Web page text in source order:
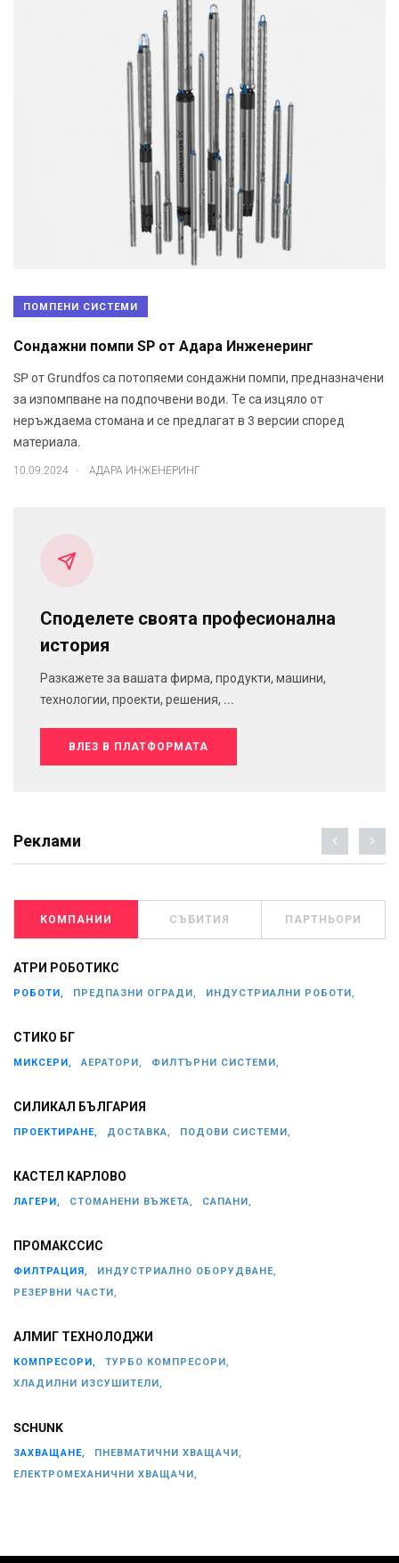
ПОМПЕНИ СИСТЕМИ
Сондажни помпи SP от Адара Инженеринг
SP от Grundfos са потопяеми сондажни помпи, предназначени
за изпомпване на подпочвени води. Те са изцяло от
неръждаема стомана и се предлагат в 3 версии според
материала.
10.09.2024 . АДАРА ИНЖЕНЕРИНГ
Споделете своята професионална
история
Разкажете за вашата фирма, продукти, машини,
технологии, проекти, решения, ...
ВЛЕЗ В ПЛАТФОРМАТА
Реклами
КОМПАНИИ СЪБИТИЯ ПАРТНЬОРИ
АТРИ РОБОТИКС
РОБОТИ, ПРЕДПАЗНИ ОГРАДИ, ИНДУСТРИАЛНИ РОБОТИ,
СТИКО БГ
МИКСЕРИ, АЕРАТОРИ, ФИЛТЪРНИ СИСТЕМИ,
СИЛИКАЛ БЪЛГАРИЯ
ПРОЕКТИРАНЕ, ДОСТАВКА, ПОДОВИ СИСТЕМИ,
КАСТЕЛ КАРЛОВО
ЛАГЕРИ, СТОМАНЕНИ ВЪЖЕТА, САПАНИ,
ПРОМАКССИС
ФИЛТРАЦИЯ,
ИНДУСТРИАЛНО ОБОРУДВАНЕ,
РЕЗЕРВНИ ЧАСТИ,
АЛМИГ ТЕХНОЛОДЖИ
КОМПРЕСОРИ,
ТУРБО КОМПРЕСОРИ,
ХЛАДИЛНИ ИЗСУШИТЕЛИ,
SCHUNK
ЗАХВАЩАНЕ,
ПНЕВМАТИЧНИ ХВАЩАЧИ,
ЕЛЕКТРОМЕХАНИЧНИ ХВАЩАЧИ,